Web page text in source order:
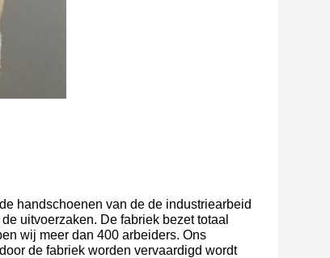
handschoenen van de de industriearbeid
uitvoerzaken. De fabriek bezet totaal
wij meer dan 400 arbeiders. Ons
de fabriek worden vervaardigd wordt